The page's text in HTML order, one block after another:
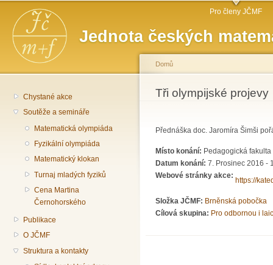
Jednota českých
Hlavní menu Pro členy JČMF
Chystané akce
Soutěže a semináře
Matematická olympiáda
Fyzikální olympiáda
Matematický klokan
Turnaj mladých fyziků
Cena Martina
Černohorského
Publikace
O JČMF
Struktura a kontakty
Jste zde
Domů
Tři olympijské projevy
Přednáška doc. Jaromíra Šimši
Místo konání: Pedagogická
Datum konání: 7. Prosinec 2016 -
Webové stránky akce:
https://
Složka JČMF: Brněnská pobočka
Cílová skupina: Pro odbornou i